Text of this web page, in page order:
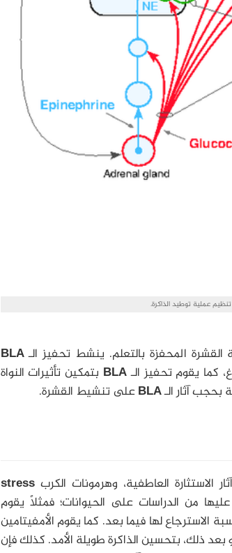
القشرة المحفزة بالتعلم. ينشط تحفيز الـBLA
كما يقوم تحفيز الـBLA بتمكين تأثيرات النواة
آثار الـBLAعلى تنشيط القشرة.
الاستثارة العاطفية، وهرمونات الكربstress
من الدراسات على الحيوانات؛ فمثلًا يقوم
لها فيما بعد. كما يقوم الأمفيتامين
ذلك، بتحسين الذاكرة طويلة الأمد. كذلك فإن